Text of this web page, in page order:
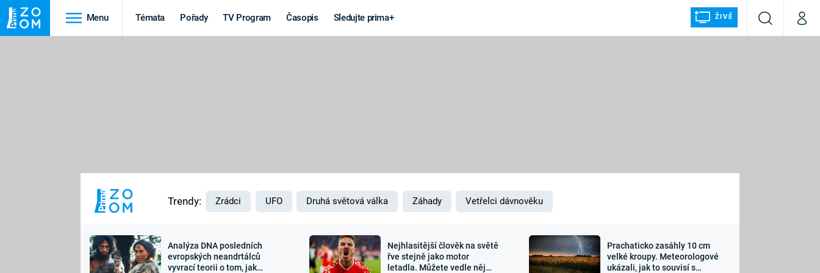
Menu Témata Pořady TV Program Časopis Sledujte prima+ ŽIVĚ
VyhledáváníMůj
MARS
Výročí
Záhady a
Zajímavosti Sledujte nás
Trendy: Zrádci UFO Druhá světová válka Záhady Vetřelci dávnověku
Analýza DNA posledních
evropských neandrtálců
vyvrací teorii o tom, jak
Nejhlasitější člověk na světě
řve stejně jako motor
letadla. Můžete vedle něj
Prachaticko zasáhly 10 cm
velké kroupy. Meteorologové
ukázali, jak to souvisí s